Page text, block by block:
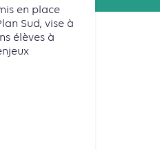
en place
Sud, vise à
élèves à